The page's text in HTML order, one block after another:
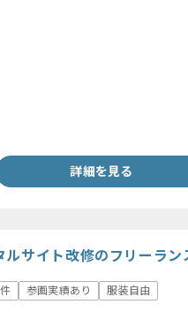
詳細を見る
ルサイト改修のフリーラ
参画実績あり 服装自由